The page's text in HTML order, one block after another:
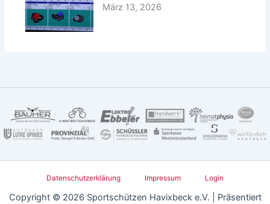
März 13, 2026
Datenschutzerklärung Impressum Login
Copyright © 2026 Sportschützen Havixbeck e.V. | Präsentiert